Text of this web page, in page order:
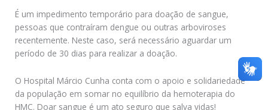
É um impedimento temporário para doação de sangue,
pessoas que contraíram dengue ou outras arboviroses
recentemente. Neste caso, será necessário aguardar um
período de 30 dias para realizar a doação.
O Hospital Márcio Cunha conta com o apoio e solidariedade
da população em somar no equilíbrio da hemoterapia do
HMC. Doar sangue é um ato seguro que salva vidas!